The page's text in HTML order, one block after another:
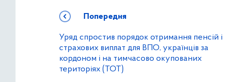
Попередня
Уряд спростив порядок отримання пенсій і
страхових виплат для ВПО, українців за
кордоном і на тимчасово окупованих
територіях (ТОТ)